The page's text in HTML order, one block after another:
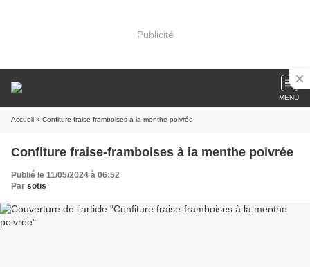
Publicité
MENU
Accueil » Confiture fraise-framboises à la menthe poivrée
Confiture fraise-framboises à la menthe poivrée
Publié le 11/05/2024 à 06:52
Par sotis